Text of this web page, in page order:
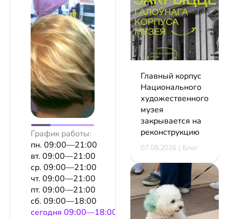
График работы:
пн. 09:00—21:00
вт. 09:00—21:00
ср. 09:00—21:00
чт. 09:00—21:00
пт. 09:00—21:00
сб. 09:00—18:00
сeгодня 09:00—18:00
Главный корпус
Национального
художественного
музея
закрывается на
реконструкцию
07.08.2026 | Блог